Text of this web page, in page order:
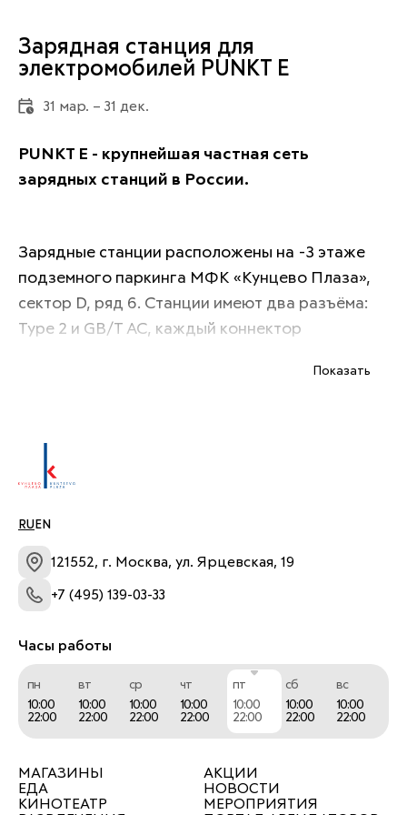
Зарядная станция для
электромобилей PUNKT E
31 мар. – 31 дек.
PUNKT E - крупнейшая частная сеть
зарядных станций в России.
Зарядные станции расположены на -3 этаже
подземного паркинга МФК «Кунцево Плаза»,
сектор D, ряд 6. Станции имеют два разъёма:
Type 2 и GB/T AC, каждый коннектор
Показать
RU EN
121552, г. Москва, ул. Ярцевская, 19
+7 (495) 139-03-33
Часы работы
пн
10:00
22:00
вт
10:00
22:00
ср
10:00
22:00
чт
10:00
22:00
пт
10:00
22:00
сб
10:00
22:00
вс
10:00
22:00
МАГАЗИНЫ
ЕДА
КИНОТЕАТР
АКЦИИ
НОВОСТИ
МЕРОПРИЯТИЯ